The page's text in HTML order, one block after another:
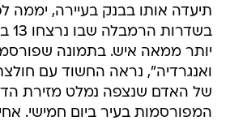
תיעדה אותו בבנק בעיירה, יממה
יותר ממאה איש. בתמונה
ואנגרדיה", נראה החשוד עם
של האדם שנצפה נמלט מזירת
המפורסמות בעיר ביום חמישי.